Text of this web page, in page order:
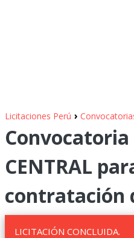
Licitaciones Perú ›
Convocatoria
CENTRAL
contratación
LICITACIÓN CONCLUIDA.